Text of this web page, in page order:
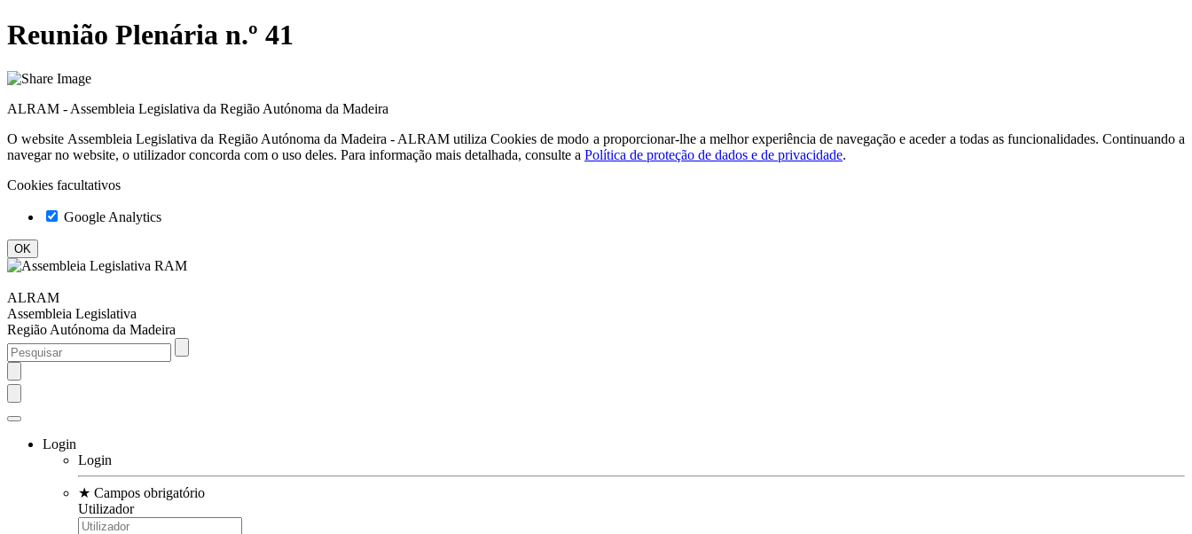
Reunião Plenária n.º 41
ALRAM - Assembleia Legislativa da Região Autónoma da Madeira
O website Assembleia Legislativa da Região Autónoma da Madeira - ALRAM utiliza Cookies de modo a proporcionar-lhe a melhor experiência de navegação e aceder a todas as funcionalidades. Continuando a
navegar no website, o utilizador concorda com o uso deles. Para informação mais detalhada, consulte a Política de proteção de dados e de privacidade.
Cookies facultativos
Google Analytics
ALRAM
Assembleia Legislativa
Região Autónoma da Madeira
Login
Login
★ Campos obrigatório
Utilizador